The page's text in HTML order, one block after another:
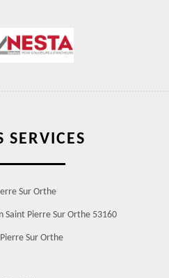
SERVICES
Sur Orthe
Saint Pierre Sur Orthe 53160
Sur Orthe